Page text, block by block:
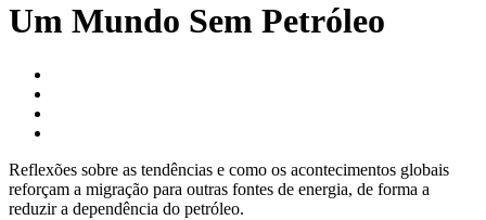
Um Mundo Sem Petróleo
Reflexões sobre as tendências e como os acontecimentos globais
reforçam a migração para outras fontes de energia, de forma a
reduzir a dependência do petróleo.